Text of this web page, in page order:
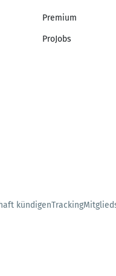
Premium
ProJobs
kündigenTracking